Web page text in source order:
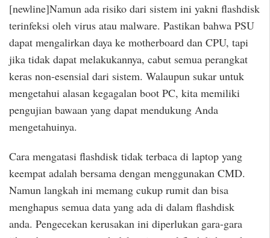
[newline]Namun ada risiko dari sistem ini yakni flashdisk
terinfeksi oleh virus atau malware. Pastikan bahwa PSU
dapat mengalirkan daya ke motherboard dan CPU, tapi
jika tidak dapat melakukannya, cabut semua perangkat
keras non-esensial dari sistem. Walaupun sukar untuk
mengetahui alasan kegagalan boot PC, kita memiliki
pengujian bawaan yang dapat mendukung Anda
mengetahuinya.
Cara mengatasi flashdisk tidak terbaca di laptop yang
keempat adalah bersama dengan menggunakan CMD.
Namun langkah ini memang cukup rumit dan bisa
menghapus semua data yang ada di dalam flashdisk
anda. Pengecekan kerusakan ini diperlukan gara-gara